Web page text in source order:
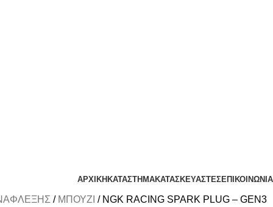
ΑΡΧΙΚΗΚΑΤΑΣΤΗΜΑΚΑΤΑΣΚΕΥΑΣΤΕΣΕΠΙΚΟΙΝΩΝΙΑ
ΜΠΟΥΖΙ NGK RACING SPARK PLUG – GEN3